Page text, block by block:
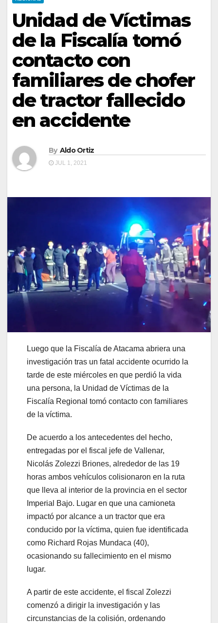
Unidad de Víctimas
de la Fiscalía tomó
contacto con
familiares de chofer
de tractor fallecido
en accidente
By Aldo Ortiz
JUL 1, 2021
Luego que la Fiscalía de Atacama abriera una
investigación tras un fatal accidente ocurrido la
tarde de este miércoles en que perdió la vida
una persona, la Unidad de Víctimas de la
Fiscalía Regional tomó contacto con familiares
de la víctima.
De acuerdo a los antecedentes del hecho,
entregadas por el fiscal jefe de Vallenar,
Nicolás Zolezzi Briones, alrededor de las 19
horas ambos vehículos colisionaron en la ruta
que lleva al interior de la provincia en el sector
Imperial Bajo. Lugar en que una camioneta
impactó por alcance a un tractor que era
conducido por la víctima, quien fue identificada
como Richard Rojas Mundaca (40),
ocasionando su fallecimiento en el mismo
lugar.
A partir de este accidente, el fiscal Zolezzi
comenzó a dirigir la investigación y las
circunstancias de la colisión, ordenando